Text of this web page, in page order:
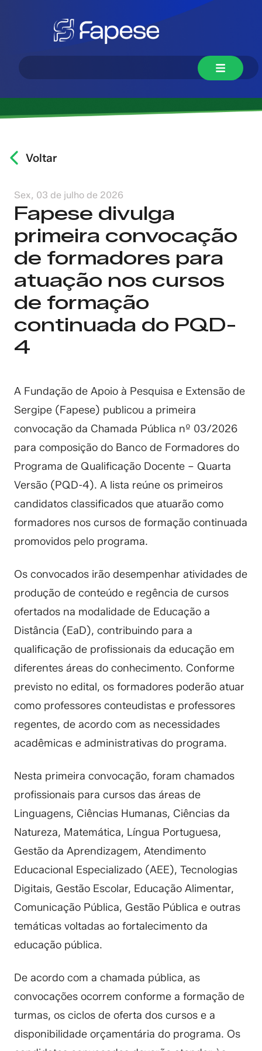
Voltar
Sex, 03 de julho de 2026
Fapese divulga
primeira convocação
de formadores para
atuação nos cursos
de formação
continuada do PQD-
4
A Fundação de Apoio à Pesquisa e Extensão de
Sergipe (Fapese) publicou a primeira
convocação da Chamada Pública nº 03/2026
para composição do Banco de Formadores do
Programa de Qualificação Docente – Quarta
Versão (PQD-4). A lista reúne os primeiros
candidatos classificados que atuarão como
formadores nos cursos de formação continuada
promovidos pelo programa.
Os convocados irão desempenhar atividades de
produção de conteúdo e regência de cursos
ofertados na modalidade de Educação a
Distância (EaD), contribuindo para a
qualificação de profissionais da educação em
diferentes áreas do conhecimento. Conforme
previsto no edital, os formadores poderão atuar
como professores conteudistas e professores
regentes, de acordo com as necessidades
acadêmicas e administrativas do programa.
Nesta primeira convocação, foram chamados
profissionais para cursos das áreas de
Linguagens, Ciências Humanas, Ciências da
Natureza, Matemática, Língua Portuguesa,
Gestão da Aprendizagem, Atendimento
Educacional Especializado (AEE), Tecnologias
Digitais, Gestão Escolar, Educação Alimentar,
Comunicação Pública, Gestão Pública e outras
temáticas voltadas ao fortalecimento da
educação pública.
De acordo com a chamada pública, as
convocações ocorrem conforme a formação de
turmas, os ciclos de oferta dos cursos e a
disponibilidade orçamentária do programa. Os